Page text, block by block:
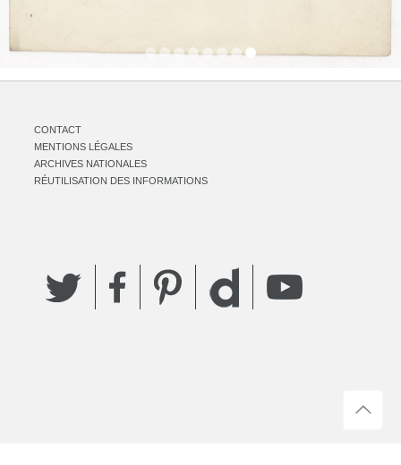
CONTACT
MENTIONS LÉGALES
ARCHIVES NATIONALES
RÉUTILISATION DES INFORMATIONS